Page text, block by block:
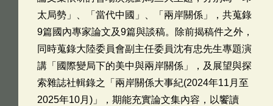
太局勢」、「當代中國」、「兩岸關係」，共蒐錄
9篇國內專家論文及9篇與談稿。除前揭稿件之外，
同時蒐錄大陸委員會副主任委員沈有忠先生專題演
講「國際變局下的美中與兩岸關係」，及展望與探
索雜誌社輯錄之「兩岸關係大事紀(2024年11月至
2025年10月)」，期能充實論文集內容，以饗讀